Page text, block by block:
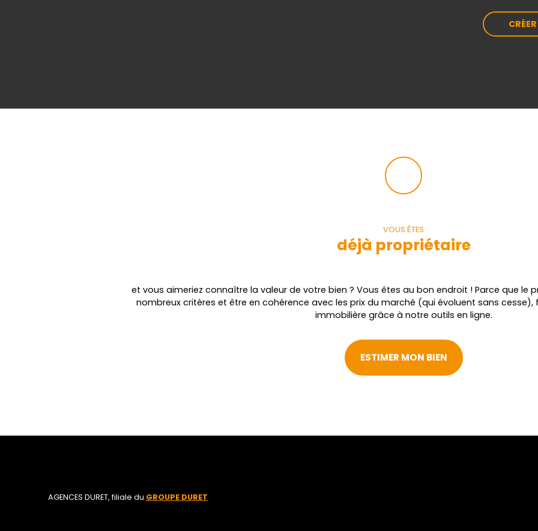
VOUS ÊTES
déjà propriétaire
et vous aimeriez connaître la valeur de votre bien ? Vous êtes au bon endroit ! Parce que le
nombreux critères et être en cohérence avec les prix du marché (qui évoluent sans
immobilière grâce à notre outils en ligne.
ESTIMER MON BIEN
AGENCES DURET, filiale du GROUPE DURET